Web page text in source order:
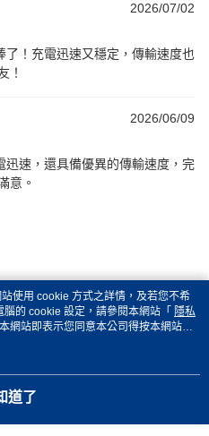
2026/07/02
了！充電迅速又穩定，傳輸速度也
！
2026/06/09
迅速，還具備優異的傳輸速度，完
意。
使用 cookie 方式之詳情，及若您不希
的 cookie 設定，請參閱本網站「 隱私
網站即表示您同意本公司得按本網站使
道了